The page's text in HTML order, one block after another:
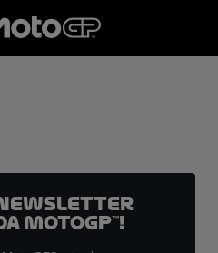
newsletter
MotoGP™!